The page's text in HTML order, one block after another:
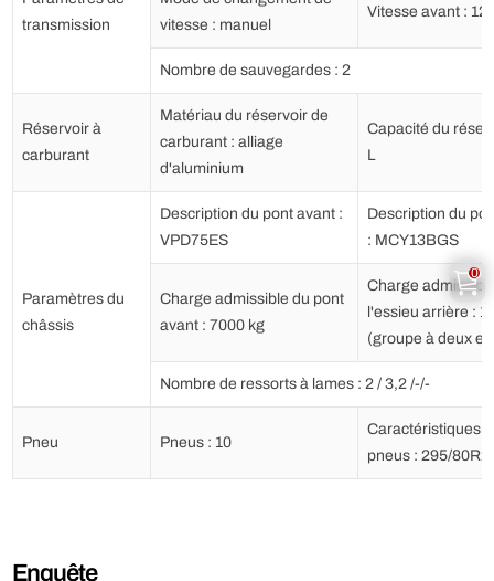
transmission
vitesse : manuel
Vitesse avant : 12
Nombre de sauvegardes : 2
Réservoir à
carburant
Matériau du réservoir de
carburant : alliage
d'aluminium
Capacité du
L
Paramètres du
châssis
Description du pont avant :
VPD75ES
Description du
: MCY13BGS
Charge admissible du pont
avant : 7000 kg
Charge
l'essieu arrière :
(groupe à deux
Nombre de ressorts à lames : 2 / 3,2 /-/-
Pneu Pneus : 10
Caractéristiques
pneus : 295/
Enquête
0